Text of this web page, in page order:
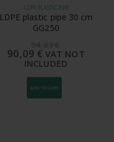
LDPE PLASTIC PIPE
LDPE plastic pipe 30 cm
GG250
90,09 € VAT NOT
INCLUDED
ADD TO CART